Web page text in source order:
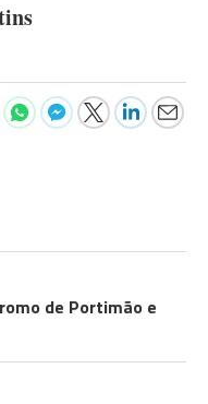
de Portimão e